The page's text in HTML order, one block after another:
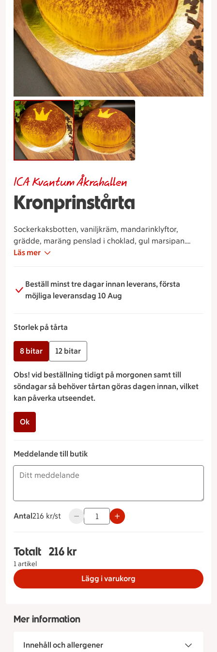
Kronprinstårta
ICA Kvantum Åkrahallen
Sockerkaksbotten, vaniljkräm, mandarinklyftor,
grädde, maräng penslad i choklad, gul marsipan.
Dekorerad med kakao.
Läs mer
Beställ minst tre dagar innan leverans, första
möjliga leveransdag 10 Aug
Storlek på tårta
8 bitar 12 bitar
Obs! vid beställning tidigt på morgonen samt till
söndagar så behöver tårtan göras dagen innan, vilket
kan påverka utseendet.
Ok
Meddelande till butik
Antal
216 kronor styck
216 kr/st Använd knapparna för att minska eller
Totalt
1 artikel
Totalt 1 stycken Kronprinstårta Storlek på
216 kr
Lägg i varukorg
Mer information
Innehåll och allergener